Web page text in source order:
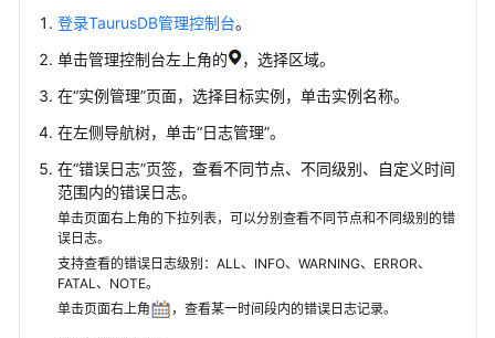
品
介
计
说
登录TaurusDB管理控制台。
单击管理控制台左上角的
，选择区域。
在“实例管理”页面，选择目标实例，单击实例名称。
在左侧导航树，单击“日志管理”。
在“错误日志”页签，查看不同节点、不同级别、自定义时间
范围内的错误日志。
单击页面右上角的下拉列表，可以分别查看不同节点和不同级别的错
误日志。
支持查看的错误日志级别：ALL、INFO、WARNING、ERROR、
FATAL、NOTE。
单击页面右上角
，查看某一时间段内的错误日志记录。